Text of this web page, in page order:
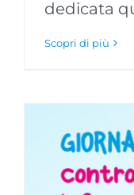
dedicata
Scopri di più